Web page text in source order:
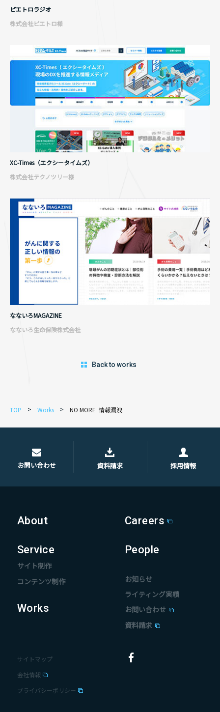
ピエトロラジオ
株式会社ピエトロ様
XC-Times（エクシータイムズ）
株式会社テクノツリー様
なないろMAGAZINE
なないろ生命保険株式会社
Back to works
TOP Works NO MORE 情報漏洩
お問い合わせ 資料請求 採用情報
About
Service
サイト制作
コンテンツ制作
Works
Careers
People
お知らせ
ライティング実績
お問い合わせ
資料請求
サイトマップ
会社情報
プライバシーポリシー